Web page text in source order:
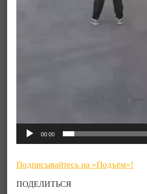
00:00
Подписывайтесь на «Подъём»!
ПОДЕЛИТЬСЯ